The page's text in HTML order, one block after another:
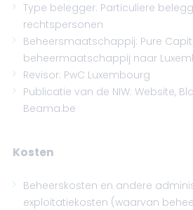
Type belegger: Particuliere
rechtspersonen
Beheersmaatschappij: Pure
beheermaatschappij naar
Revisor: PwC Luxembourg
Publicatie van de NIW: Website,
Beama.be
Kosten
Beheerskosten en andere
exploitatiekosten (waarvan